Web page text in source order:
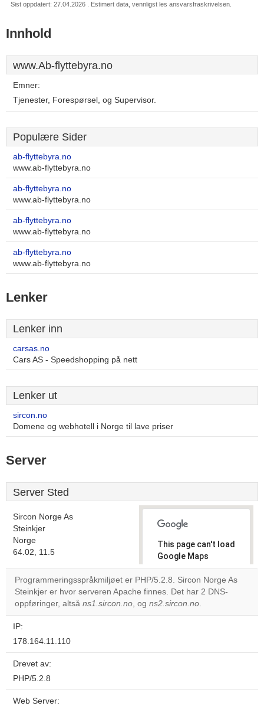
Sist oppdatert: 27.04.2026 . Estimert data, vennligst les ansvarsfraskrivelsen.
Innhold
www.Ab-flyttebyra.no
Emner:
Tjenester, Forespørsel, og Supervisor.
Populære Sider
ab-flyttebyra.no
www.ab-flyttebyra.no
ab-flyttebyra.no
www.ab-flyttebyra.no
ab-flyttebyra.no
www.ab-flyttebyra.no
ab-flyttebyra.no
www.ab-flyttebyra.no
Lenker
Lenker inn
carsas.no
Cars AS - Speedshopping på nett
Lenker ut
sircon.no
Domene og webhotell i Norge til lave priser
Server
Server Sted
Sircon Norge As
Steinkjer
Norge
64.02, 11.5
This page can't load
Google Maps
correctly.
Do you
own this
Programmeringsspråkmiljøet er PHP/5.2.8. Sircon Norge As
Steinkjer er hvor serveren Apache finnes. Det har 2 DNS-
oppføringer, altså ns1.sircon.no, og ns2.sircon.no.
IP:
178.164.11.110
Drevet av:
PHP/5.2.8
Web Server: